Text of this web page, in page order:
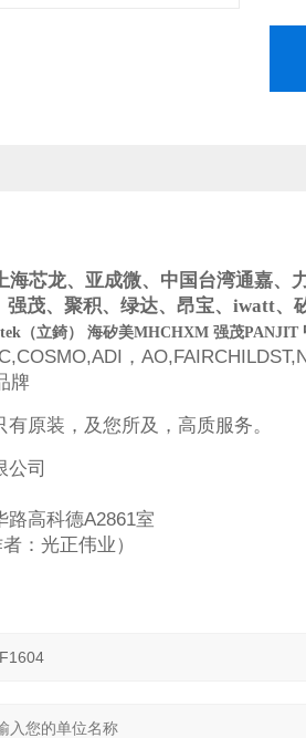
海芯龙、亚成微、中国台湾通嘉、
强茂、聚积、绿达、昂宝、 iwatt、
（立錡） 海矽美MHCHXM 强茂PANJIT
，
牌
原装，及您所及，高质服务。
公司
路高科德A2861室
：光正伟业）